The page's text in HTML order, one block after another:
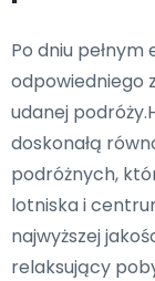
Po dniu
odpowiedniego
udanej
doskonałą
podróżnych,
lotniska i
najwyższej
relaksujący